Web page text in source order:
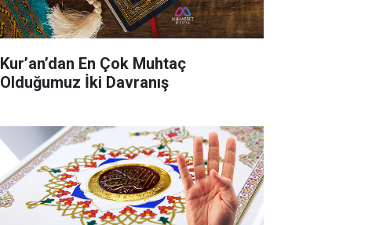
Kur’an’dan En Çok Muhtaç
Olduğumuz İki Davranış